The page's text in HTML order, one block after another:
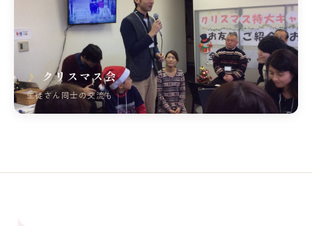
クリスマス会
生徒さん同士の交流も